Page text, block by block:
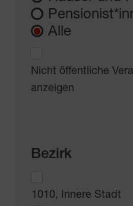
Alle
Nicht öffentliche
anzeigen
Bezirk
1010, Innere Stadt